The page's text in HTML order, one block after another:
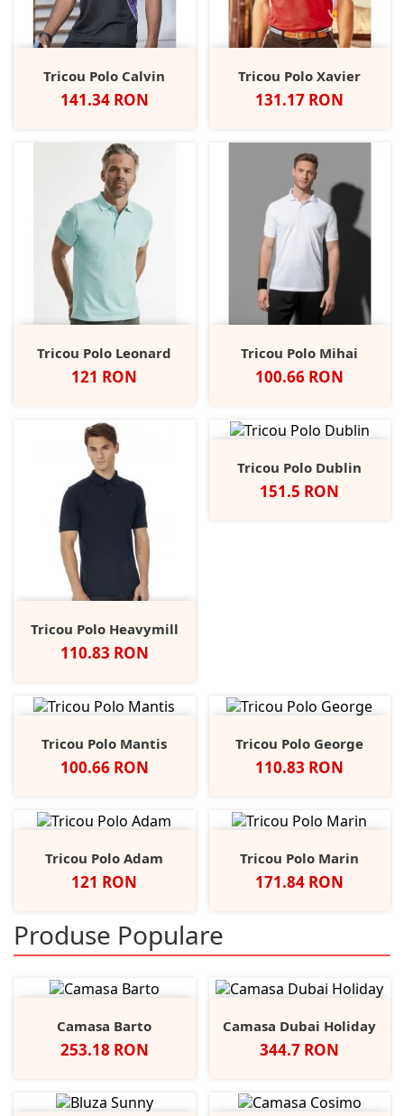
Tricou Polo Calvin
Pret
141.34 RON
Tricou Polo Xavier
Pret
131.17 RON
Tricou Polo Leonard
Pret
121 RON
Tricou Polo Mihai
Pret
100.66 RON
Tricou Polo Heavymill
Pret
110.83 RON
Tricou Polo Dublin
Pret
151.5 RON
Tricou Polo Mantis
Pret
100.66 RON
Tricou Polo George
Pret
110.83 RON
Tricou Polo Adam
Pret
121 RON
Tricou Polo Marin
Pret
171.84 RON
Produse Populare
Camasa Barto
Pret
253.18 RON
Camasa Dubai Holiday
Pret
344.7 RON